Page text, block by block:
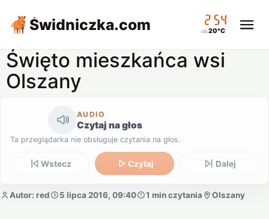
Świdniczka.com 02:54
20°C
Święto mieszkańca wsi
Olszany
AUDIO
Czytaj na głos
Ta przeglądarka nie obsługuje czytania na głos.
Wstecz Czytaj Dalej
Autor: red 5 lipca 2016, 09:40 1 min czytania Olszany